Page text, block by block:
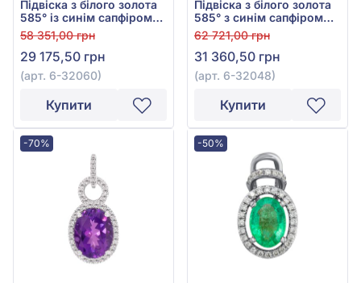
Підвіска з білого золота
585° із синім сапфіром
0,52ct та діамантами
0,23ct, арт. 6-32060
58 351,00 грн
29 175,50 грн
(арт. 6-32060)
Купити
Підвіска з білого золота
585° з синім сапфіром
0,42ct та діамантами
0,23ct, арт. 6-32048
62 721,00 грн
31 360,50 грн
(арт. 6-32048)
Купити
-70% -50%